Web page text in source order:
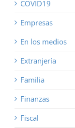
COVID19
Empresas
En los medios
Extranjería
Familia
Finanzas
Fiscal